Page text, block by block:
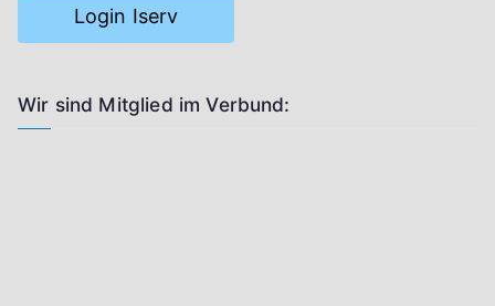
Login Iserv
Wir sind Mitglied im Verbund: